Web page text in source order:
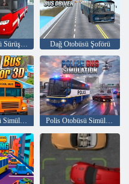
Şehir Otobüsü Sürüş Oyunu Simülatörü Dağ Otobüsü Şoförü
Okul Otobüsü Simülatörü 3D Polis Otobüsü Simülasyonu